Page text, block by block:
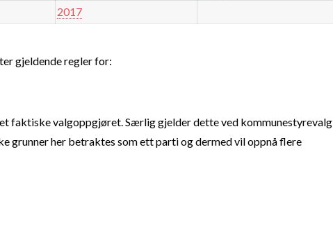
2017
gjeldende regler for:
faktiske valgoppgjøret. Særlig gjelder dette ved kommunestyrevalg,
grunner her betraktes som ett parti og dermed vil oppnå flere